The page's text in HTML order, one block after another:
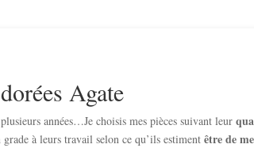
Agate
années…Je choisis mes pièces suivant leur
à leurs travail selon ce qu’ils estiment être de